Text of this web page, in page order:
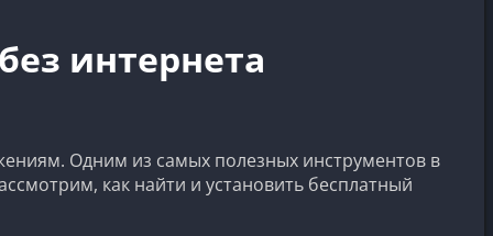
интернета
Одним из самых полезных инструментов в
как найти и установить бесплатный